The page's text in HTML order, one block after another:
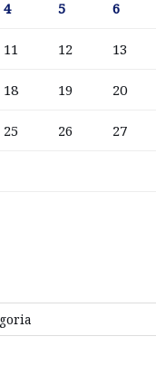
4 5 6
11 12 13
18 19 20
25 26 27